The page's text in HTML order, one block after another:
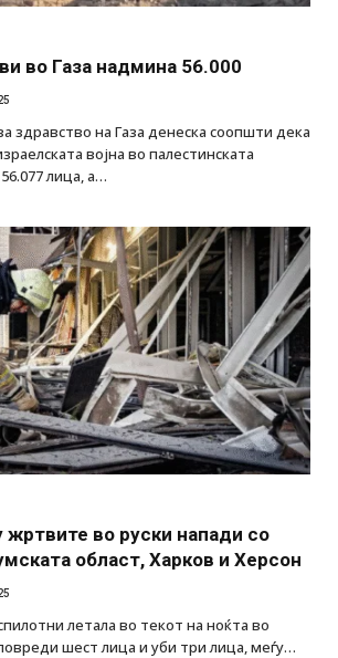
во Газа надмина 56.000
здравство на Газа денеска соопшти дека
војна во палестинската
лица, а…
жртвите во руски напади со
област, Харков и Херсон
летала во текот на ноќта во
шест лица и уби три лица, меѓу…